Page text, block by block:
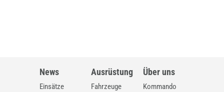
News
Einsätze
Ausrüstung
Fahrzeuge
Über uns
Kommando